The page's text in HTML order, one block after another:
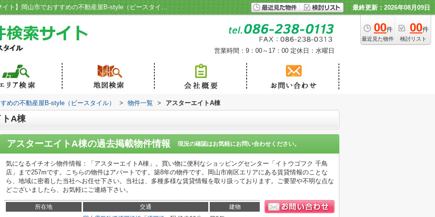
アスターエイトA棟／【岡山賃貸物件検索サイト】岡山市でおすすめの不動産屋B-style（ビースタイル） 最終更新：2026年08月09日
00件
最近見た物件
00件
検討リスト
営業時間：9：00～17：00 定休日：水曜日
めの不動産屋B-style（ビースタイル） > 物件一覧 > アスターエイトA棟
トA棟
アスターエイトA棟の過去掲載物件情報 現況の確認はお気軽にお問い合わせください。
気になるイチオシ物件情報：「アスターエイトA棟」。買い物に便利なショッピングセンター「イトウゴフク 千鳥
店」まで257mです。こちらの物件はアパートです。築8年の物件です。岡山市南区エリアにある賃貸情報のことな
ら、地域に密着した当社へお任せ下さい。当社は、多種多様な賃貸情報を取り扱っております。ご要望や不明な点な
どございましたら、お気軽にご連絡下さい。
所在地 交通
建物